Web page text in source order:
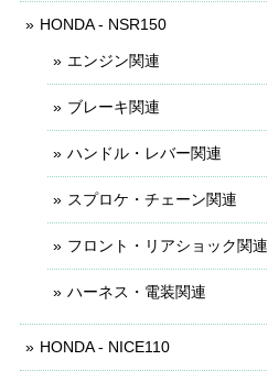
HONDA - NSR150
エンジン関連
ブレーキ関連
ハンドル・レバー関連
スプロケ・チェーン関連
フロント・リアショック関連
ハーネス・電装関連
HONDA - NICE110